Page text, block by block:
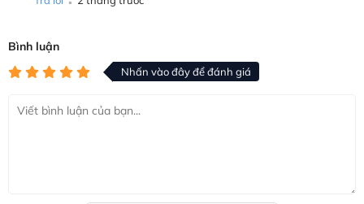
Bình luận
Nhấn vào đây để đánh giá